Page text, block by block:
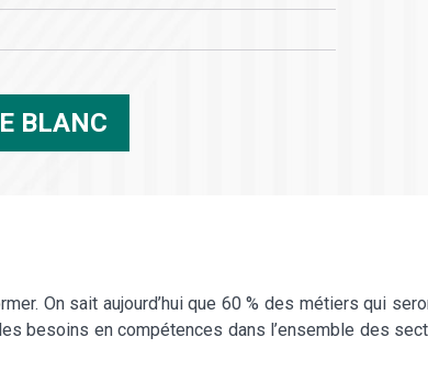
BLANC
On sait aujourd’hui que 60 % des métiers qui
besoins en compétences dans l’ensemble des